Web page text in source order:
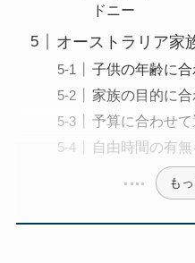
ドニー
オーストラリア家
子供の年齢に
家族の目的に
予算に合わせて
自由時間の有
も